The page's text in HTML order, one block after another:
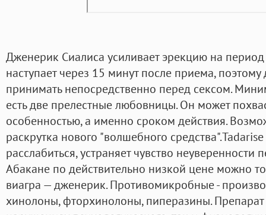
Дженерик Сиалиса усиливает эрекцию на
наступает через 15 минут после приема,
принимать непосредственно перед сексом.
есть две прелестные любовницы. Он может
особенностью, а именно сроком действия.
раскрутка нового "волшебного
расслабиться, устраняет чувство неуверенности
Абакане по действительно низкой цене можно
виагра — дженерик. Противомикробные -
хинолоны, фторхинолоны, пиперазины.